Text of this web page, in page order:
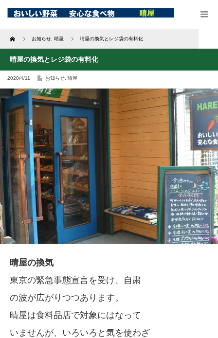
Home お知らせ 晴屋 晴屋の換気とレジ袋の有料化
晴屋の換気とレジ袋の有料化
2020/4/11 お知らせ 晴屋
晴屋の換気
東京の緊急事態宣言を受け、自粛
の波が広がりつつあります。
晴屋は食料品店で対象にはなって
いませんが、いろいろと気を使わざ